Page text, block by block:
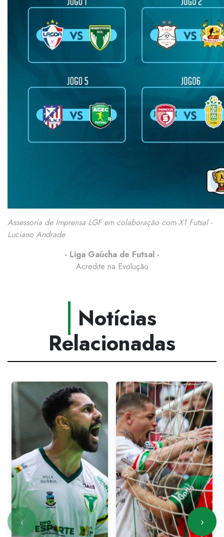
Assessoria de Imprensa LGF em colaboração com X1 Futsal -
Luciano Andrade
- Liga Gaúcha de Futsal -
Acredite na Evolução
Notícias
Relacionadas
‹ ›